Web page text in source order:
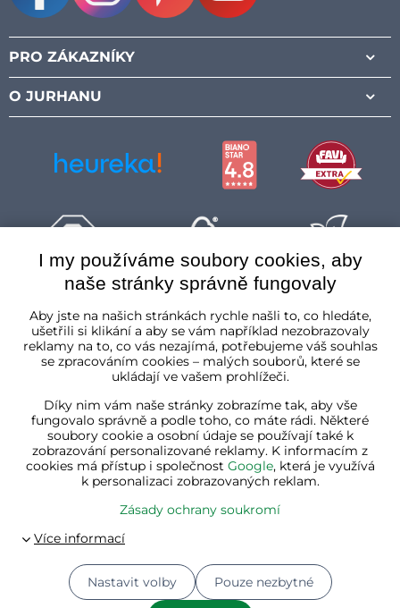
PRO ZÁKAZNÍKY
O JURHANU
I my používáme soubory cookies, aby
naše stránky správně fungovaly
Aby jste na našich stránkách rychle našli to, co hledáte,
ušetřili si klikání a aby se vám například nezobrazovaly
reklamy na to, co vás nezajímá, potřebujeme váš souhlas
se zpracováním cookies – malých souborů, které se
ukládají ve vašem prohlížeči.
Díky nim vám naše stránky zobrazíme tak, aby vše
fungovalo správně a podle toho, co máte rádi. Některé
soubory cookie a osobní údaje se používají také k
zobrazování personalizované reklamy. K informacím z
cookies má přístup i společnost Google, která je využívá
k personalizaci zobrazovaných reklam.
Zásady ochrany soukromí
Nastavit volby Pouze nezbytné